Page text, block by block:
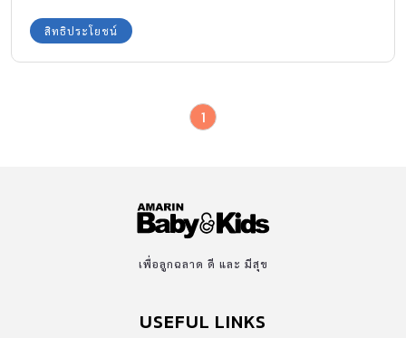
สิทธิประโยชน์
1
เพื่อลูกฉลาด ดี และ มีสุข
USEFUL LINKS